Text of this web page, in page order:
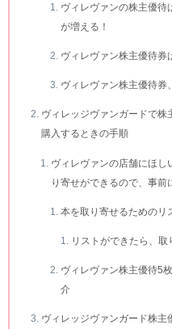
ヴィレヴァンの株主優待
が増える！
ヴィレヴァン株主優待券
ヴィレヴァン株主優待券
ヴィレッジヴァンガードで
購入するときの手順
ヴィレヴァンの店舗にほし
り寄せができるので、事前
本を取り寄せるためのリ
リストができたら、取
ヴィレヴァン株主優待5
介
ヴィレッジヴァンガード株主